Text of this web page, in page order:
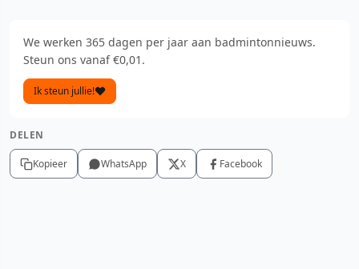
We werken 365 dagen per jaar aan badmintonnieuws.
Steun ons vanaf €0,01.
Ik steun jullie!
DELEN
Kopieer WhatsApp X Facebook